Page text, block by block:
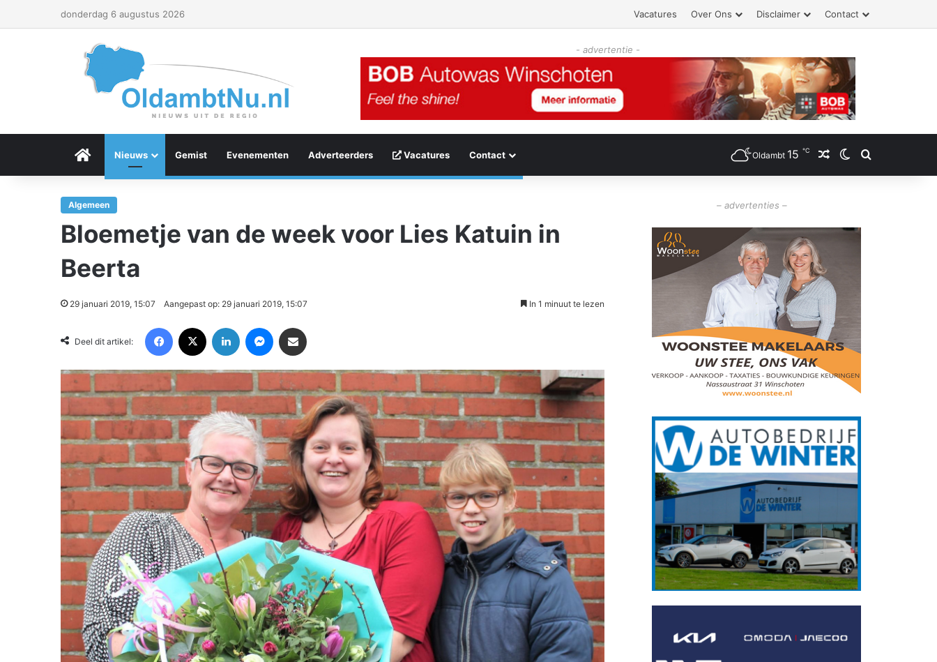
donderdag 6 augustus 2026 Vacatures Over Ons Disclaimer Contact
- advertentie -
Menu Item
Nieuws Gemist Evenementen Adverteerders Vacatures Contact Oldambt 15 ℃ Willekeurig artikel
Switch skin
Zoeken
Algemeen
Bloemetje van de week voor Lies Katuin in
Beerta
29 januari 2019, 15:07 Aangepast op: 29 januari 2019, 15:07 In 1 minuut te lezen
Deel dit artikel:
– advertenties –